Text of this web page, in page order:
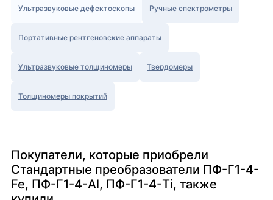
Ультразвуковые дефектоскопы Ручные спектрометры
Портативные рентгеновские аппараты
Ультразвуковые толщиномеры Твердомеры
Толщиномеры покрытий
Покупатели, которые приобрели
Стандартные преобразователи ПФ-Г1-4-
Fe, ПФ-Г1-4-Al, ПФ-Г1-4-Ti, также